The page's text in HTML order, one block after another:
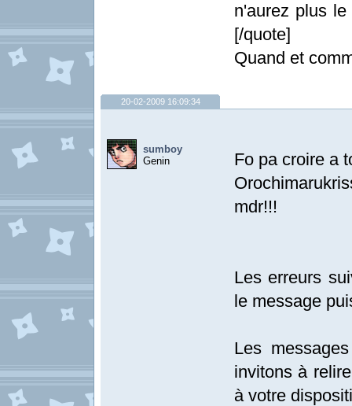
n'aurez plus
[/quote]
Quand et
20-02-2009 16:09:34
sumboy
Genin
Fo pa croire a
mdr!!!
Les erreurs
le message
Les
invitons à
à votre